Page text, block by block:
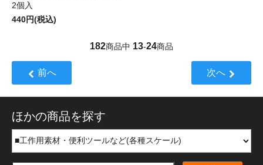
2個入
440円(税込)
182商品中 13-24商品
前へ 次へ
ほかの商品を探す